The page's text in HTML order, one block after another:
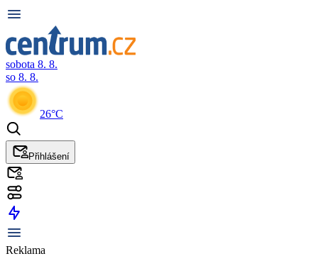
sobota 8. 8.
so 8. 8.
26°C
Přihlášení
Reklama